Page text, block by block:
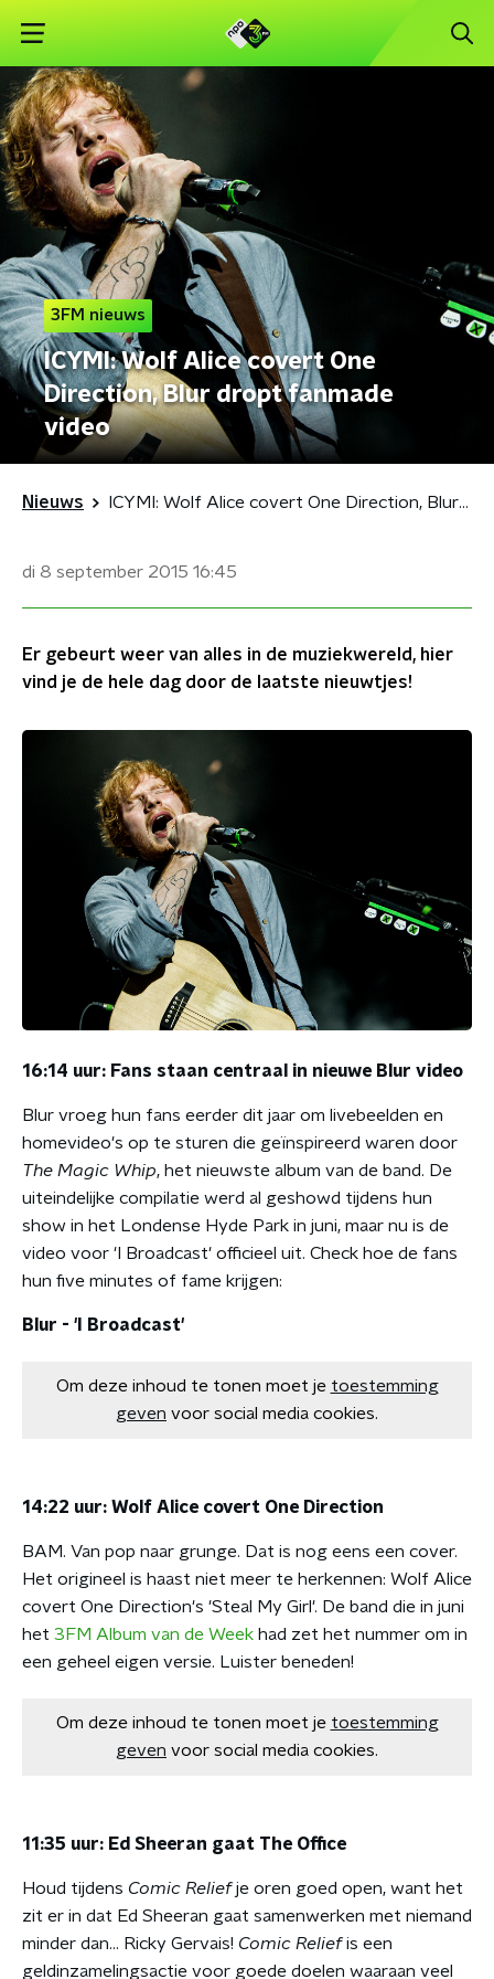
3FM nieuws
ICYMI: Wolf Alice covert One
Direction, Blur dropt fanmade
video
Nieuws ICYMI: Wolf Alice covert One Direction, Blur dropt fanmade video
di 8 september 2015 16:45
Er gebeurt weer van alles in de muziekwereld, hier
vind je de hele dag door de laatste nieuwtjes!
16:14 uur: Fans staan centraal in nieuwe Blur video
Blur vroeg hun fans eerder dit jaar om livebeelden en
homevideo's op te sturen die geïnspireerd waren door
The Magic Whip, het nieuwste album van de band. De
uiteindelijke compilatie werd al geshowd tijdens hun
show in het Londense Hyde Park in juni, maar nu is de
video voor 'I Broadcast' officieel uit. Check hoe de fans
hun five minutes of fame krijgen:
Blur - 'I Broadcast'
Om deze inhoud te tonen moet je toestemming
geven voor social media cookies.
14:22 uur: Wolf Alice covert One Direction
BAM. Van pop naar grunge. Dat is nog eens een cover.
Het origineel is haast niet meer te herkennen: Wolf Alice
covert One Direction's 'Steal My Girl'. De band die in juni
het 3FM Album van de Week had zet het nummer om in
een geheel eigen versie. Luister beneden!
Om deze inhoud te tonen moet je toestemming
geven voor social media cookies.
11:35 uur: Ed Sheeran gaat The Office
Houd tijdens Comic Reliefje oren goed open, want het
zit er in dat Ed Sheeran gaat samenwerken met niemand
minder dan... Ricky Gervais! Comic Reliefis een
geldinzamelingsactie voor goede doelen waaraan veel